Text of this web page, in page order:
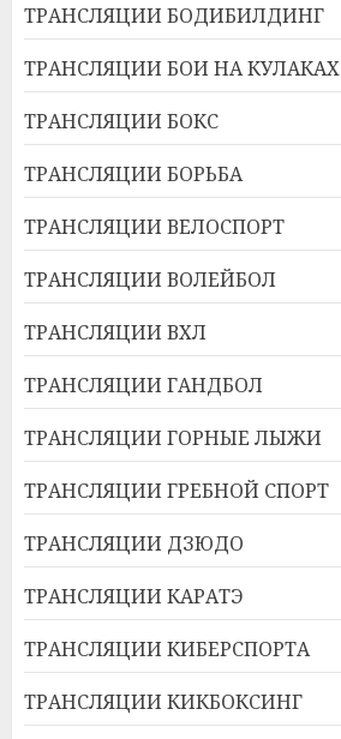
ТРАНСЛЯЦИИ БОДИБИЛДИНГ
ТРАНСЛЯЦИИ БОИ НА КУЛАКАХ
ТРАНСЛЯЦИИ БОКС
ТРАНСЛЯЦИИ БОРЬБА
ТРАНСЛЯЦИИ ВЕЛОСПОРТ
ТРАНСЛЯЦИИ ВОЛЕЙБОЛ
ТРАНСЛЯЦИИ ВХЛ
ТРАНСЛЯЦИИ ГАНДБОЛ
ТРАНСЛЯЦИИ ГОРНЫЕ ЛЫЖИ
ТРАНСЛЯЦИИ ГРЕБНОЙ СПОРТ
ТРАНСЛЯЦИИ ДЗЮДО
ТРАНСЛЯЦИИ КАРАТЭ
ТРАНСЛЯЦИИ КИБЕРСПОРТА
ТРАНСЛЯЦИИ КИКБОКСИНГ